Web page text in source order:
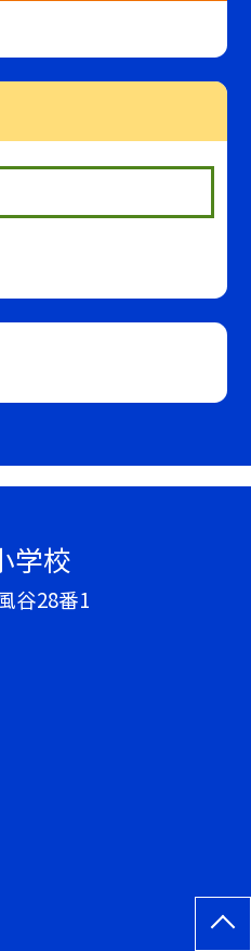
学校
谷28番1